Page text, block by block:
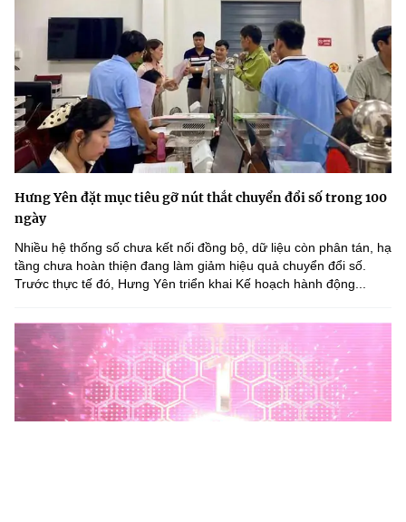
Hưng Yên đặt mục tiêu gỡ nút thắt chuyển đổi số trong 100
ngày
Nhiều hệ thống số chưa kết nối đồng bộ, dữ liệu còn phân tán, hạ
tầng chưa hoàn thiện đang làm giảm hiệu quả chuyển đổi số.
Trước thực tế đó, Hưng Yên triển khai Kế hoạch hành động...